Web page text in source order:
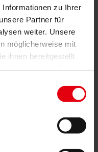
zu Ihrer
Partner für
weiter. Unsere
möglicherweise mit
ihnen bereitgestellt
DOCK IN
Auszeichnung. DELTA
Crestyl ganz herzlich zum